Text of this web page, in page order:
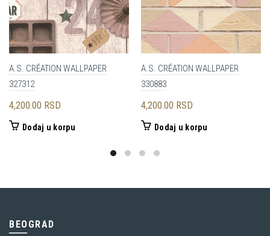
A.S. CRÉATION WALLPAPER
327312
4,200.00 RSD
Dodaj u korpu
A.S. CRÉATION WALLPAPER
330883
4,200.00 RSD
Dodaj u korpu
BEOGRAD